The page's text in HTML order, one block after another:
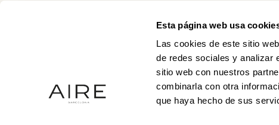
Esta página web usa
Las cookies de este sitio
de redes sociales y analizar
sitio web con nuestros
combinarla con otra
que haya hecho de sus